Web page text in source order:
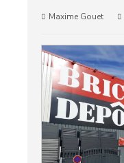
Maxime Gouet